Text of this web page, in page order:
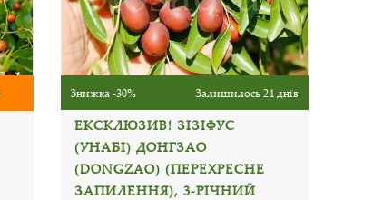
Знижка -30% Залишилось 24 днів
ЕКСКЛЮЗИВ! ЗІЗІФУС
(УНАБІ) ДОНГЗАО
(DONGZAO) (ПЕРЕХРЕСНЕ
ЗАПИЛЕННЯ), 3-РІЧНИЙ